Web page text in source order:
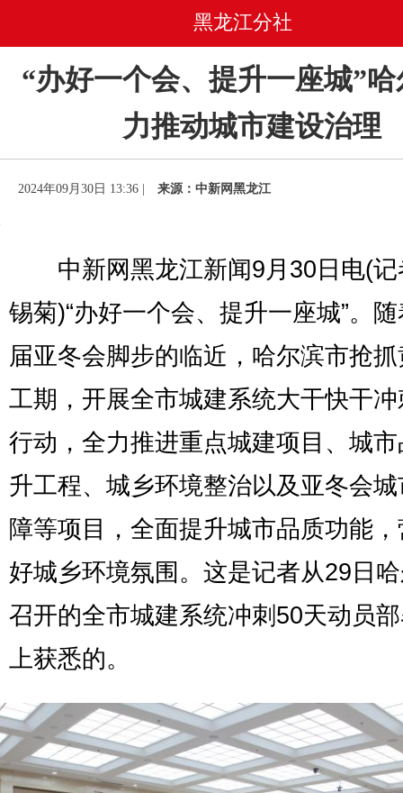
黑龙江分社
“办好一个会、提升一座城”
力推动城市建设治理
2024年09月30日 13:36 | 来源：中新网黑龙江
中新网黑龙江新闻9月30日电(记
锡菊)“办好一个会、提升一座城”。
届亚冬会脚步的临近，哈尔滨市抢
工期，开展全市城建系统大干快干
行动，全力推进重点城建项目、城
升工程、城乡环境整治以及亚冬会
障等项目，全面提升城市品质功能
好城乡环境氛围。这是记者从29日
召开的全市城建系统冲刺50天动员
上获悉的。